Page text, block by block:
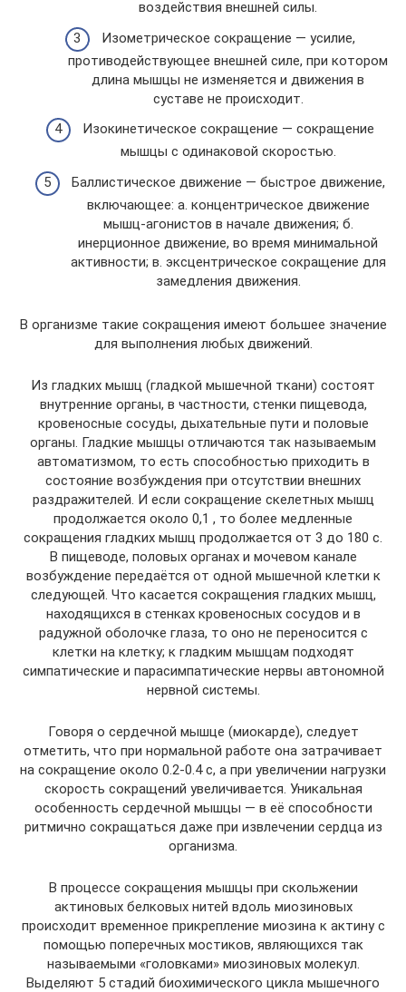
воздействия внешней силы.
Изометрическое сокращение — усилие,
противодействующее внешней силе, при котором
длина мышцы не изменяется и движения в
суставе не происходит.
Изокинетическое сокращение — сокращение
мышцы с одинаковой скоростью.
Баллистическое движение — быстрое движение,
включающее: а. концентрическое движение
мышц-агонистов в начале движения; б.
инерционное движение, во время минимальной
активности; в. эксцентрическое сокращение для
замедления движения.
В организме такие сокращения имеют большее значение
для выполнения любых движений.
Из гладких мышц (гладкой мышечной ткани) состоят
внутренние органы, в частности, стенки пищевода,
кровеносные сосуды, дыхательные пути и половые
органы. Гладкие мышцы отличаются так называемым
автоматизмом, то есть способностью приходить в
состояние возбуждения при отсутствии внешних
раздражителей. И если сокращение скелетных мышц
продолжается около 0,1 , то более медленные
сокращения гладких мышц продолжается от 3 до 180 с.
В пищеводе, половых органах и мочевом канале
возбуждение передаётся от одной мышечной клетки к
следующей. Что касается сокращения гладких мышц,
находящихся в стенках кровеносных сосудов и в
радужной оболочке глаза, то оно не переносится с
клетки на клетку; к гладким мышцам подходят
симпатические и парасимпатические нервы автономной
нервной системы.
Говоря о сердечной мышце (миокарде), следует
отметить, что при нормальной работе она затрачивает
на сокращение около 0.2-0.4 с, а при увеличении нагрузки
скорость сокращений увеличивается. Уникальная
особенность сердечной мышцы — в её способности
ритмично сокращаться даже при извлечении сердца из
организма.
В процессе сокращения мышцы при скольжении
актиновых белковых нитей вдоль миозиновых
происходит временное прикрепление миозина к актину с
помощью поперечных мостиков, являющихся так
называемыми «головками» миозиновых молекул.
Выделяют 5 стадий биохимического цикла мышечного